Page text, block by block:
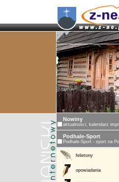
Nowiny
aktualności, kalendarz
Podhale-Sport
Podhale-Sport - sport na
felietony
opowiadania